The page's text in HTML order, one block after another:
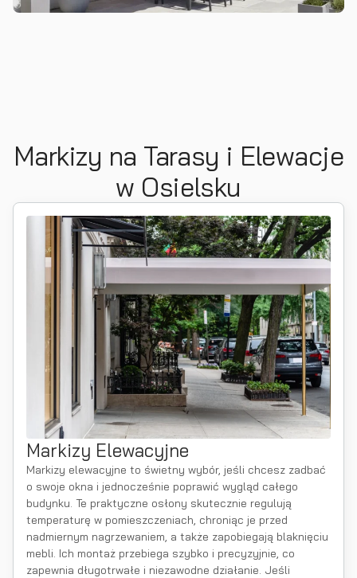
Markizy na Tarasy i Elewacje
w Osielsku
Markizy Elewacyjne
Markizy elewacyjne to świetny wybór, jeśli chcesz zadbać
o swoje okna i jednocześnie poprawić wygląd całego
budynku. Te praktyczne osłony skutecznie regulują
temperaturę w pomieszczeniach, chroniąc je przed
nadmiernym nagrzewaniem, a także zapobiegają blaknięciu
mebli. Ich montaż przebiega szybko i precyzyjnie, co
zapewnia długotrwałe i niezawodne działanie. Jeśli